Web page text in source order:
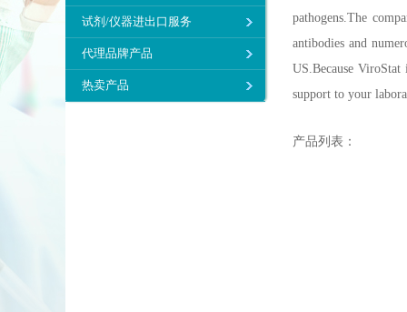
试剂/仪器进出口服务
代理品牌产品
热卖产品
pathogens.The
antibodies and
US.Because
support to your
产品列表：